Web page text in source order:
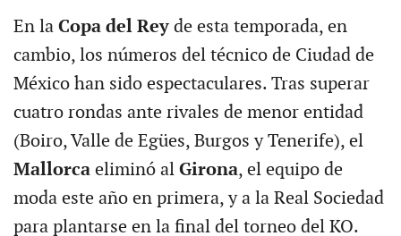
En la Copa del Rey de esta temporada, en
cambio, los números del técnico de Ciudad de
México han sido espectaculares. Tras superar
cuatro rondas ante rivales de menor entidad
(Boiro, Valle de Egües, Burgos y Tenerife), el
Mallorcaeliminó al Girona, el equipo de
moda este año en primera, y a la Real Sociedad
para plantarse en la final del torneo del KO.